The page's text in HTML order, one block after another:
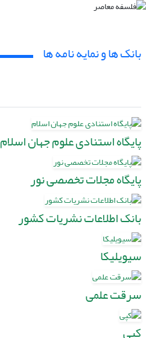
بانک ها و نمایه نامه ها
پایگاه استنادی علوم جهان اسلام
پایگاه مجلات تخصصی نور
بانک اطلاعات نشریات کشور
سیویلیکا
سرقت علمی
کپی